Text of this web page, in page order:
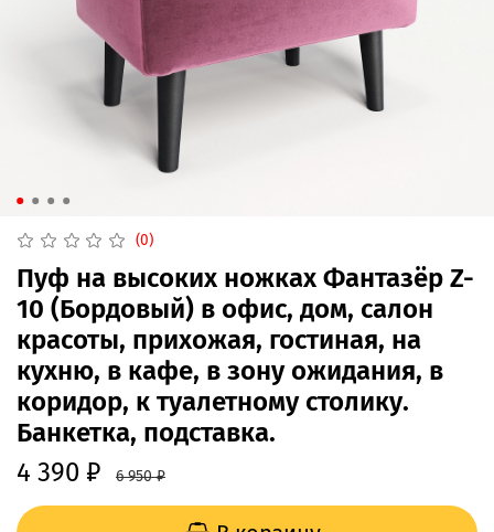
(0)
Пуф на высоких ножках Фантазёр Z-
10 (Бордовый) в офис, дом, салон
красоты, прихожая, гостиная, на
кухню, в кафе, в зону ожидания, в
коридор, к туалетному столику.
Банкетка, подставка.
4 390 ₽
6 950 ₽